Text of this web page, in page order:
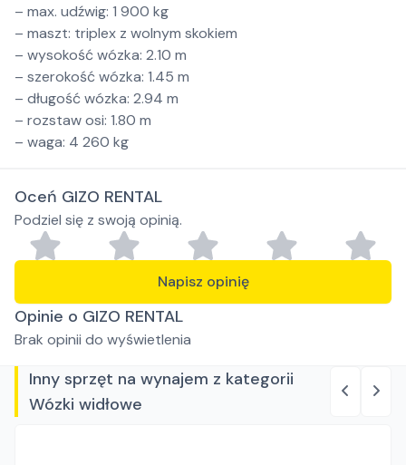
– max. udźwig: 1 900 kg
– maszt: triplex z wolnym skokiem
– wysokość wózka: 2.10 m
– szerokość wózka: 1.45 m
– długość wózka: 2.94 m
– rozstaw osi: 1.80 m
– waga: 4 260 kg
Oceń GIZO RENTAL
Podziel się z swoją opinią.
Napisz opinię
Opinie o GIZO RENTAL
Brak opinii do wyświetlenia
Inny sprzęt na wynajem z kategorii
Wózki widłowe